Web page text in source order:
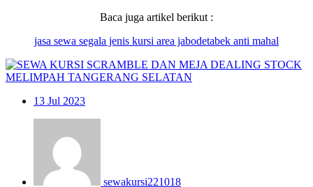
Baca juga artikel berikut :
jasa sewa segala jenis kursi area jabodetabek anti mahal
13 Jul 2023
sewakursi221018